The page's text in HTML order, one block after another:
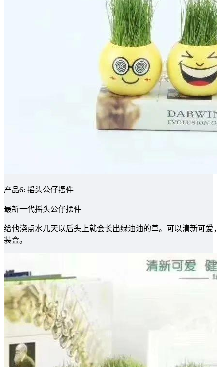
产品6: 摇头公仔摆件
最新一代摇头公仔摆件
给他浇点水几天以后头上就会长出绿油油的草。可以清新可
装盒。